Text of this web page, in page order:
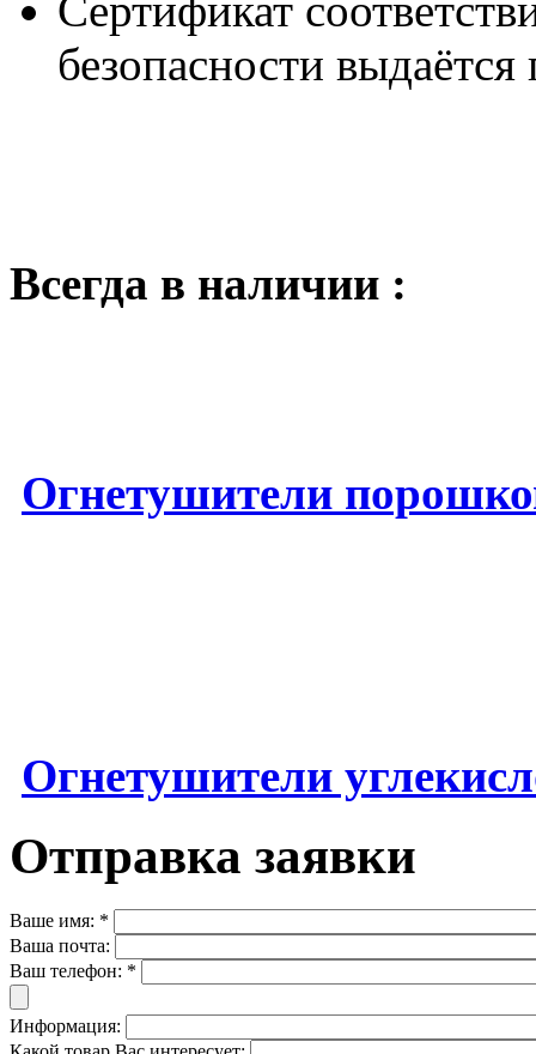
безопасности выдаётся
Всегда в наличии :
Огнетушители
Огнетушители
Отправка заявки
Ваше имя: *
Ваша почта:
Ваш телефон: *
Информация: